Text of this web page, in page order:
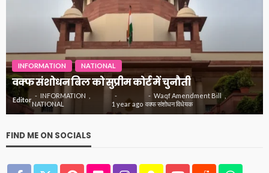
INFORMATION NATIONAL
वक्फ संशोधन बिल को सुप्रीम कोर्ट में चुनौती
Editor
INFORMATION
NATIONAL
1 year ago
Waqf Amendment Bill
वक्फ संशोधन विधेयक
FIND ME ON SOCIALS